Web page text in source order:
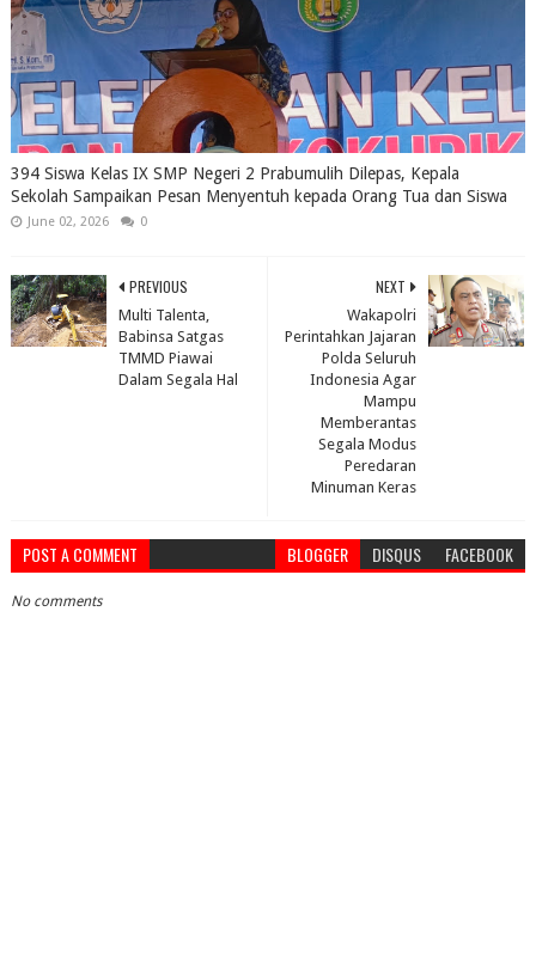
394 Siswa Kelas IX SMP Negeri 2 Prabumulih Dilepas, Kepala
Sekolah Sampaikan Pesan Menyentuh kepada Orang Tua dan Siswa
June 02, 2026 0
NEXT
Wakapolri
Perintahkan Jajaran
Polda Seluruh
Indonesia Agar
Mampu
Memberantas
Segala Modus
Peredaran
Minuman Keras
PREVIOUS
Multi Talenta,
Babinsa Satgas
TMMD Piawai
Dalam Segala Hal
POST A COMMENT BLOGGER DISQUS FACEBOOK
No comments